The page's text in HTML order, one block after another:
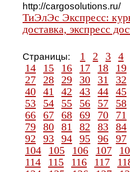
http://cargosolutions.ru/
ТиЭлЭс Экспресс:
доставка, экспресс
Страницы: 1 2 3
4
14
15 16 17 18
19
27
28 29 30 31
32
40
41 42 43 44
45
53
54 55 56 57
58
66
67 68 69 70
71
79
80 81 82 83
84
92
93 94 95 96
97
104
105 106 107
114
115 116 117